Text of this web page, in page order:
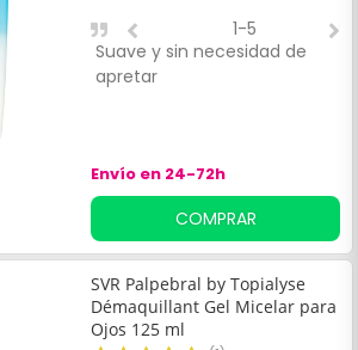
Suave y sin necesidad de
apretar
1-5
Envío en 24-72h
COMPRAR
SVR Palpebral by Topialyse
Démaquillant Gel Micelar para
Ojos 125 ml